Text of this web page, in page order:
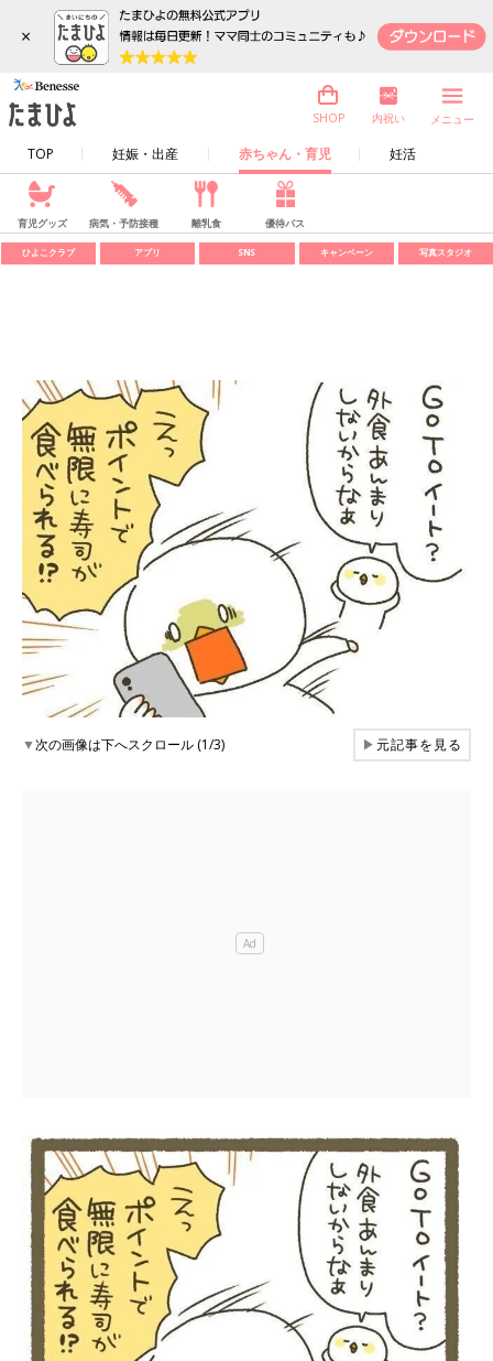
×
TOP 妊娠・出産 赤ちゃん・育児 妊活
SHOP 内祝い メニュー
育児グッズ 病気・予防接種 離乳食 優待パス
ひよこクラブ アプリ SNS キャンペーン 写真スタジオ
▼次の画像は下へスクロール (1/3) ▶元記事を見る